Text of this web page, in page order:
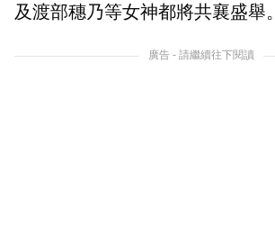
及渡部穗乃等女神都將共襄盛舉。
廣告 - 請繼續往下閱讀